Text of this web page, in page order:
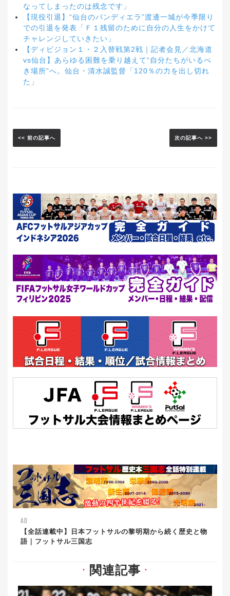
なってしまったのは残念です」
【現役引退】“仙台のバンディエラ”渡邊一城が今季限り
での引退を発表「Ｆ１残留のために自分の人生をかけて
チャレンジしていきたい」
【ディビジョン１・２入替戦第2戦｜記者会見／北海道
vs仙台】あらゆる困難を乗り越えて“自分たちがいるべ
き場所”へ。仙台・清水誠監督「120％の力を出し切れ
た」
<< 前の記事へ 次の記事へ >>
AD
【全話連載中】日本フットサルの黎明期から続く歴史と物
語｜フットサル三国志
▼ 関連記事 ▼